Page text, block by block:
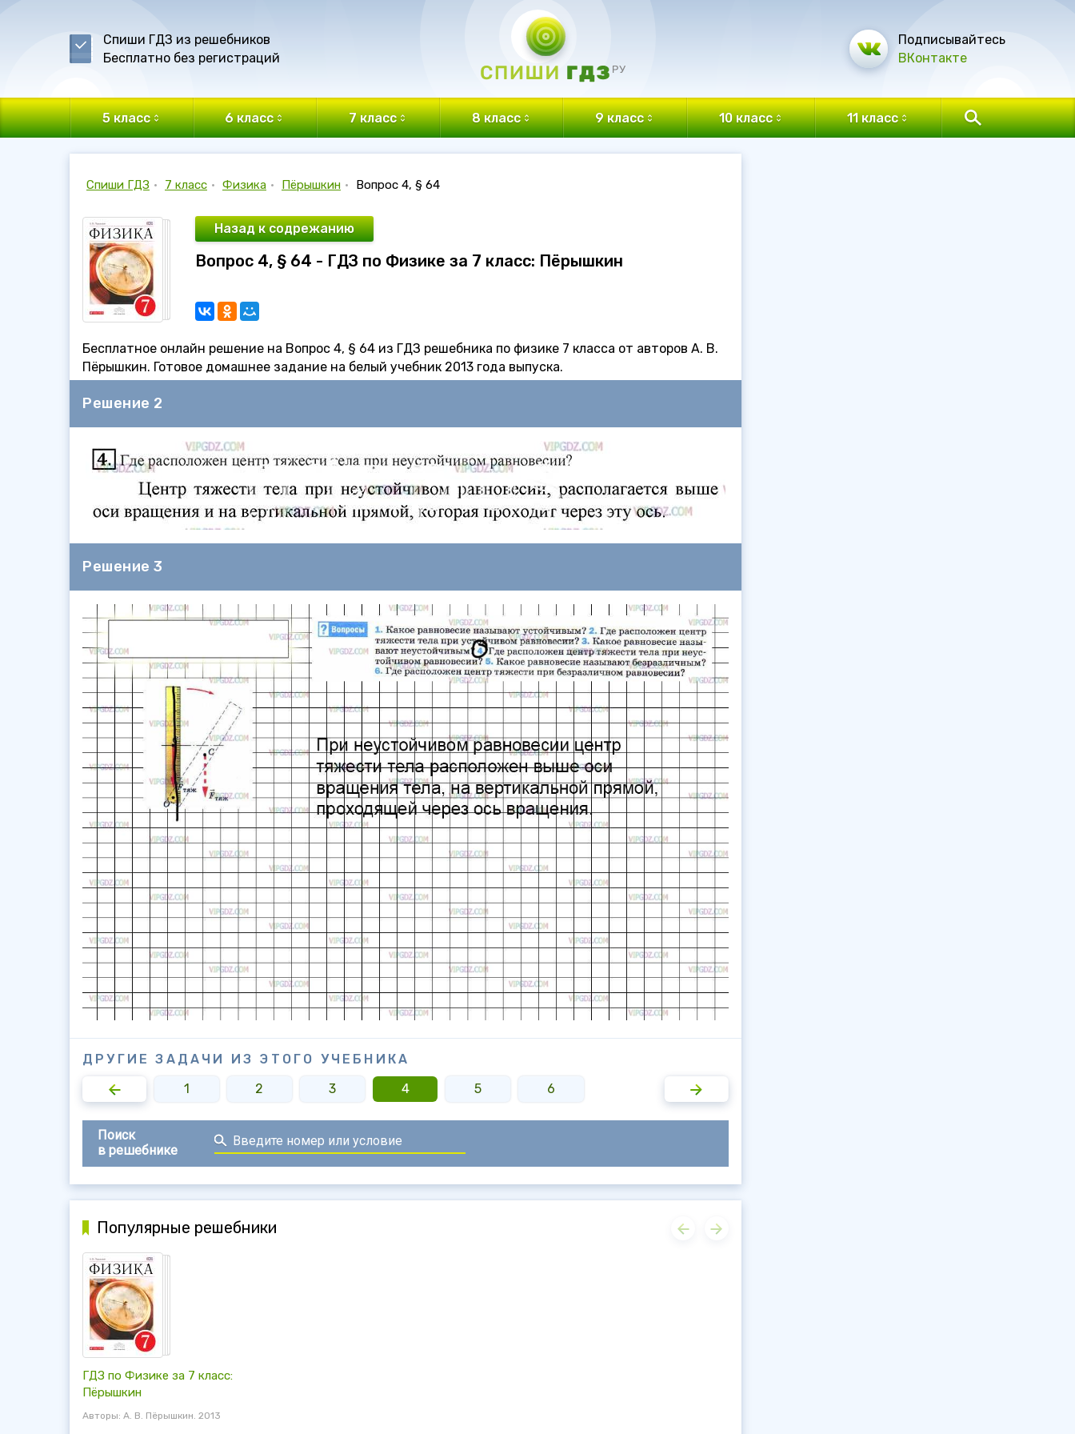
Спиши ГДЗ из решебников
Бесплатно без регистраций
Подписывайтесь
ВКонтакте
5 класс 6 класс 7 класс 8 класс 9 класс 10 класс 11 класс
Спиши ГДЗ • 7 класс • Физика • Пёрышкин • Вопрос 4, § 64
Назад к содрежанию
Вопрос 4, § 64 - ГДЗ по Физике за 7 класс: Пёрышкин
Бесплатное онлайн решение на Вопрос 4, § 64 из ГДЗ решебника по физике 7 класса от авторов А. В.
Пёрышкин. Готовое домашнее задание на белый учебник 2013 года выпуска.
Решение 2
Решение 3
ДРУГИЕ ЗАДАЧИ ИЗ ЭТОГО УЧЕБНИКА
1
2 3 4 5 6
Поиск
в решебнике
Популярные решебники
ГДЗ по Физике за 7 класс:
Пёрышкин
Авторы: А. В. Пёрышкин. 2013